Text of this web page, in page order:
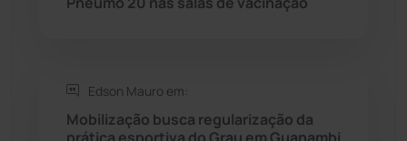
Saúde
Seabra (50)
Edson Mauro em:
Mobilização busca regularização da